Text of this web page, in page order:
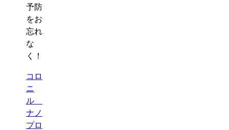
予防
をお
忘れ
な
く！
コロ
ニ
ル
ナノ
プロ